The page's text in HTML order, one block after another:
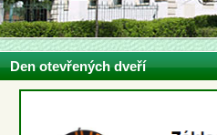
Den otevřených dveří